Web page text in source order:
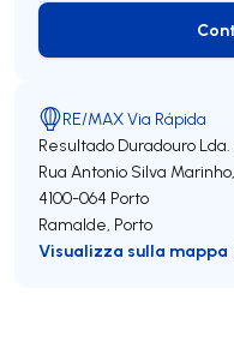
RE/MAX Via Rápida
Resultado Duradouro Lda.
Rua Antonio Silva
4100-064 Porto
Ramalde, Porto
Visualizza sulla mappa